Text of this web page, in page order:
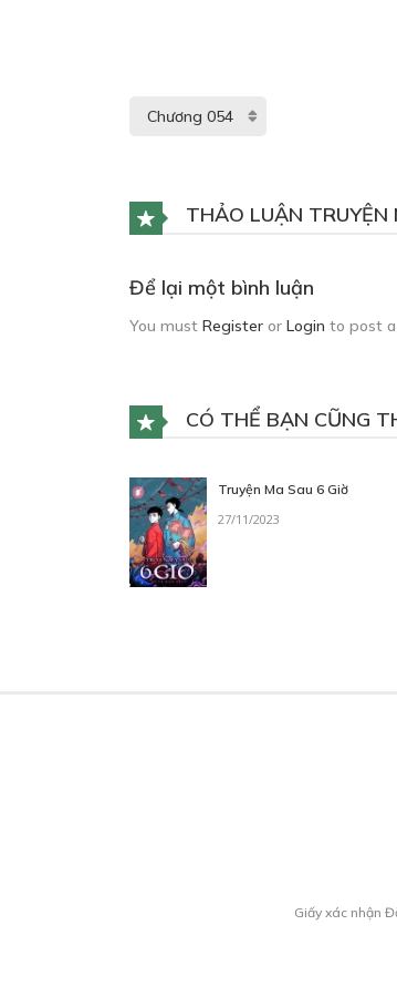
THẢO LUẬN TRUYỆN
Để lại một bình luận
You must Register or Login to post
CÓ THỂ BẠN CŨNG
Truyện Ma Sau 6 Giờ
27/11/2023
Giấy xác nhận